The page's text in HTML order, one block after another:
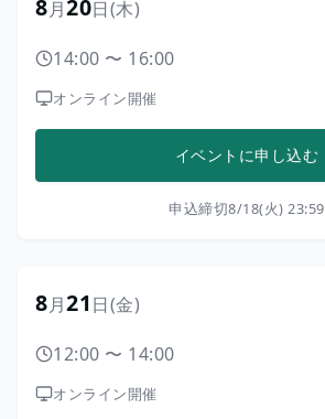
8月20日(木)
14:00 〜 16:00
オンライン開催
イベントに申し込む
申込締切8/18(火) 23:59
8月21日(金)
12:00 〜 14:00
オンライン開催